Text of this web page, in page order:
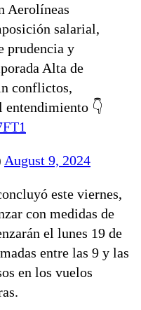
Aerolíneas
salarial,
prudencia y
Alta de
conflictos,
entendimiento 👇
August 9, 2024
este viernes,
con medidas de
el lunes 19 de
entre las 9 y las
en los vuelos